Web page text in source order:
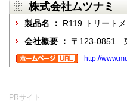
株式会社ムツナミ
製品名 ： R119 トリート
会社概要 ： 〒123-0851
http://
PRサイト